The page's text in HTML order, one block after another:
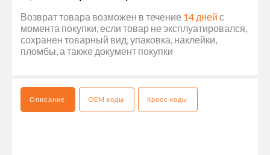
Возврат товара возможен в течение 14 дней с
момента покупки, если товар не эксплуатировался,
сохранен товарный вид, упаковка, наклейки,
пломбы, а также документ покупки
Описание OEM коды Кросс коды